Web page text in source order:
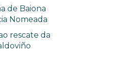
de Baiona
Nomeada
rescate da